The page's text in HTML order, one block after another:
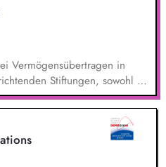
Vermögensübertragen in
Stiftungen, sowohl zu
der Nachlassplanung. Sie
alle relevanten Aufgaben
und Nachlassverwaltung. Sie
im Stiftungs- und
in kreativer Hinsicht.